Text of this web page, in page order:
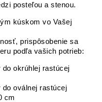
posteľou a stenou.
kúskom vo Vašej
prispôsobenie sa
podľa vašich potrieb:
okrúhlej rastúcej
oválnej rastúcej
cm